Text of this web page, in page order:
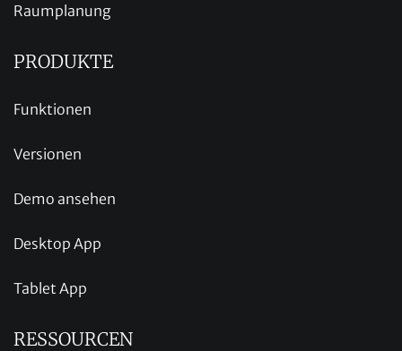
Raumplanung
PRODUKTE
Funktionen
Versionen
Demo ansehen
Desktop App
Tablet App
RESSOURCEN